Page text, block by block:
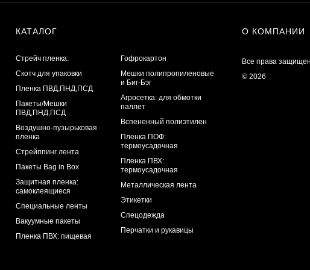
КАТАЛОГ
Стрейч пленка:
Скотч для упаковки
Пленка ПВД,ПНД,ПСД
Пакеты/Мешки
ПВД,ПНД,ПСД
Воздушно-пузырьковая
пленка
Стрейппинг лента
Пакеты Bag in Box
Защитная пленка:
самоклеящиеся
Специальные ленты
Вакуумные пакеты
Пленка ПВХ: пищевая
Гофрокартон
Мешки полипропиленовые
и Биг-Бэг
Агросетка: для обмотки
паллет
Вспененный полиэтилен
Пленка ПОФ:
термоусадочная
Пленка ПВХ:
термоусадочная
Металлическая лента
Этикетки
Спецодежда
Перчатки и рукавицы
О КОМПАНИИ
Все права
© 2026